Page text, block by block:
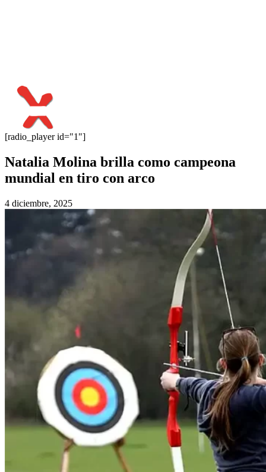
[radio_player id="1"]
Natalia Molina brilla como campeona
mundial en tiro con arco
4 diciembre, 2025